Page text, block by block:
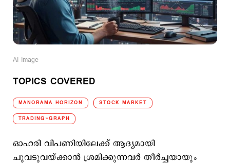
AI Image
TOPICS COVERED
MANORAMA HORIZON STOCK MARKET
TRADING-GRAPH
ഓഹരി വിപണിയിലേക്ക് ആദ്യമായി
ചുവടുവയ്ക്കാൻ ശ്രമിക്കുന്നവർ തീർച്ചയായും